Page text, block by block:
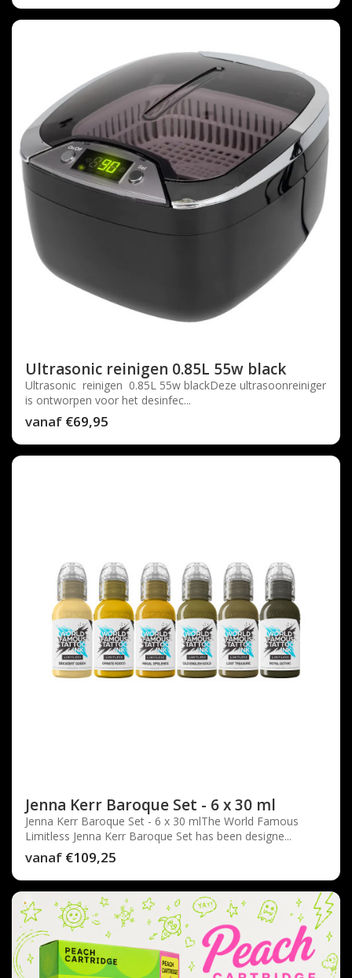
Ultrasonic reinigen 0.85L 55w black
Ultrasonic reinigen 0.85L 55w blackDeze ultrasoonreiniger
is ontworpen voor het desinfec...
vanaf €69,95
Jenna Kerr Baroque Set - 6 x 30 ml
Jenna Kerr Baroque Set - 6 x 30 mlThe World Famous
Limitless Jenna Kerr Baroque Set has been designe...
vanaf €109,25